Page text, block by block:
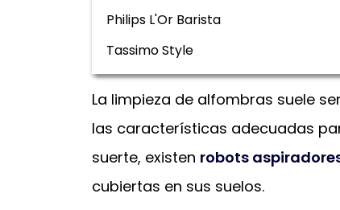
Philips L'Or Barista
Tassimo Style
La limpieza de alfombras suele
las características adecuadas
suerte, existen robots
cubiertas en sus suelos.